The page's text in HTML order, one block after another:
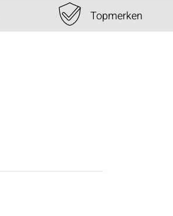
Topmerken